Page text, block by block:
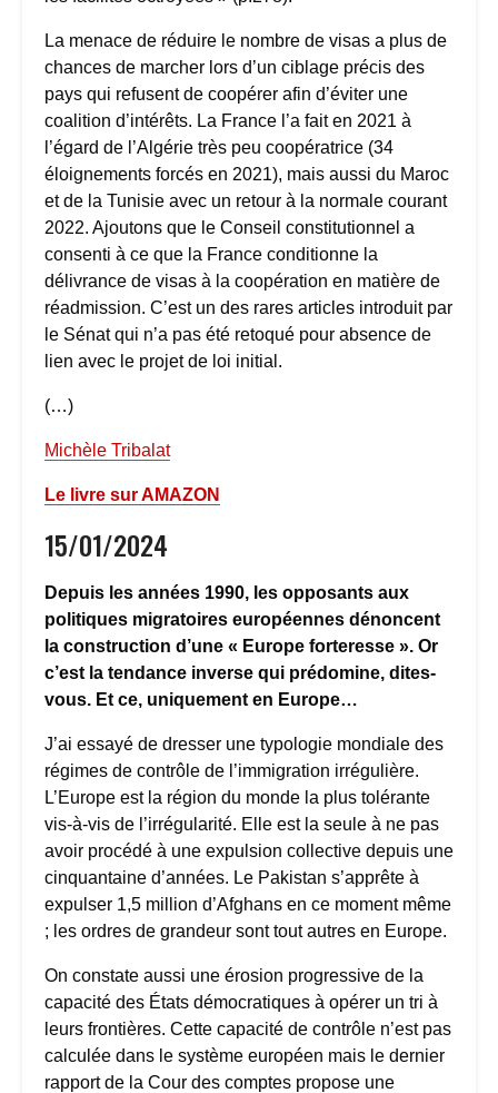
La menace de réduire le nombre de visas a plus de
chances de marcher lors d’un ciblage précis des
pays qui refusent de coopérer afin d’éviter une
coalition d’intérêts. La France l’a fait en 2021 à
l’égard de l’Algérie très peu coopératrice (34
éloignements forcés en 2021), mais aussi du Maroc
et de la Tunisie avec un retour à la normale courant
2022. Ajoutons que le Conseil constitutionnel a
consenti à ce que la France conditionne la
délivrance de visas à la coopération en matière de
réadmission. C’est un des rares articles introduit par
le Sénat qui n’a pas été retoqué pour absence de
lien avec le projet de loi initial.
(…)
Michèle Tribalat
Le livre sur AMAZON
15/01/2024
Depuis les années 1990, les opposants aux
politiques migratoires européennes dénoncent
la construction d’une « Europe forteresse ». Or
c’est la tendance inverse qui prédomine, dites-
vous. Et ce, uniquement en Europe…
J’ai essayé de dresser une typologie mondiale des
régimes de contrôle de l’immigration irrégulière.
L’Europe est la région du monde la plus tolérante
vis-à-vis de l’irrégularité. Elle est la seule à ne pas
avoir procédé à une expulsion collective depuis une
cinquantaine d’années. Le Pakistan s’apprête à
expulser 1,5 million d’Afghans en ce moment même
; les ordres de grandeur sont tout autres en Europe.
On constate aussi une érosion progressive de la
capacité des États démocratiques à opérer un tri à
leurs frontières. Cette capacité de contrôle n’est pas
calculée dans le système européen mais le dernier
rapport de la Cour des comptes propose une